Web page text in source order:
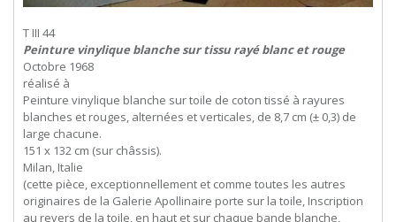
T III 44
Peinture vinylique blanche sur tissu rayé blanc et rouge
Octobre 1968
réalisé à
Peinture vinylique blanche sur toile de coton tissé à rayures
blanches et rouges, alternées et verticales, de 8,7 cm (± 0,3) de
large chacune.
151 x 132 cm (sur châssis).
Milan, Italie
(cette pièce, exceptionnellement et comme toutes les autres
originaires de la Galerie Apollinaire porte sur la toile, Inscription
au revers de la toile, en haut et sur chaque bande blanche,